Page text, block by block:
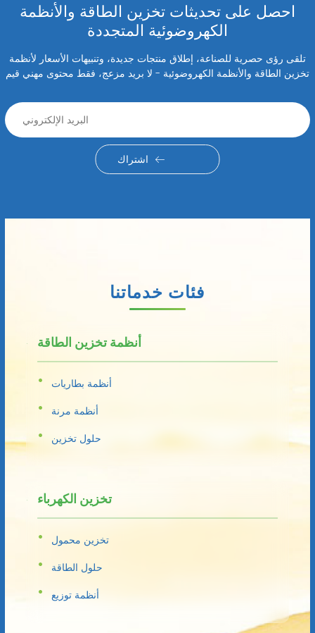
احصل على تحديثات تخزين الطاقة والأنظمة
الكهروضوئية المتجددة
تلقى رؤى حصرية للصناعة، إطلاق منتجات جديدة، وتنبيهات الأسعار لأنظمة
تخزين الطاقة والأنظمة الكهروضوئية - لا بريد مزعج، فقط محتوى مهني قيم
اشتراك
فئات خدماتنا
أنظمة تخزين الطاقة
أنظمة بطاريات
أنظمة مرنة
حلول تخزين
تخزين الكهرباء
تخزين محمول
حلول الطاقة
أنظمة توزيع